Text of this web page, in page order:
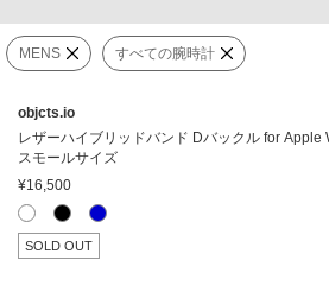
MENS すべての腕時計
販売タイプ
カラー
価格 ¥ 0 〜 1,463,000
在庫
objcts.io
レザーハイブリッドバンド Dバックル for Apple
スモールサイズ
¥16,500
SOLD OUT